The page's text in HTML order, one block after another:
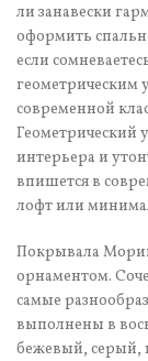
ли занавески
оформить
если
геометрическим
современной
Геометрический
интерьера и
впишется в
лофт или
Покрывала
орнаментом.
самые
выполнены в
бежевый, серый,